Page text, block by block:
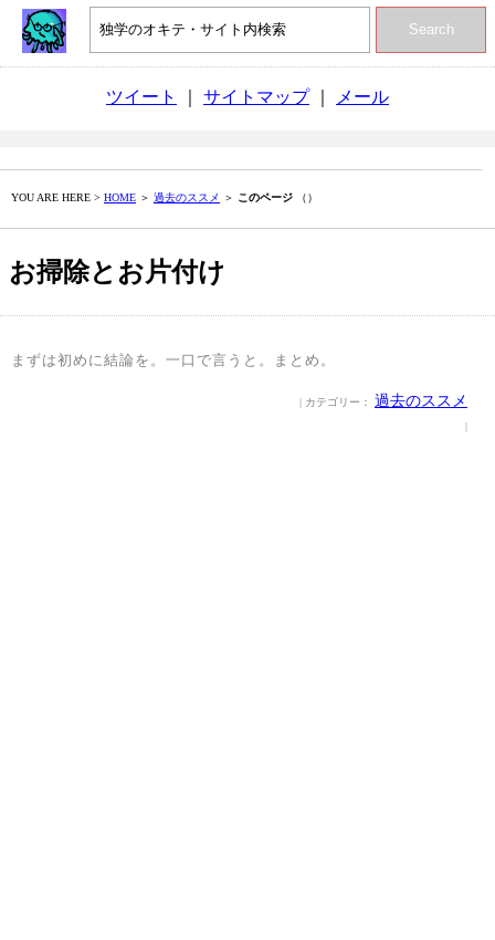
Search
ツイート サイトマップ｜ メール
YOU ARE HERE > HOME ＞ 過去のススメ ＞ このページ （）
お掃除とお片付け
まずは初めに結論を。一口で言うと。まとめ。
| カテゴリー： 過去のススメ
|